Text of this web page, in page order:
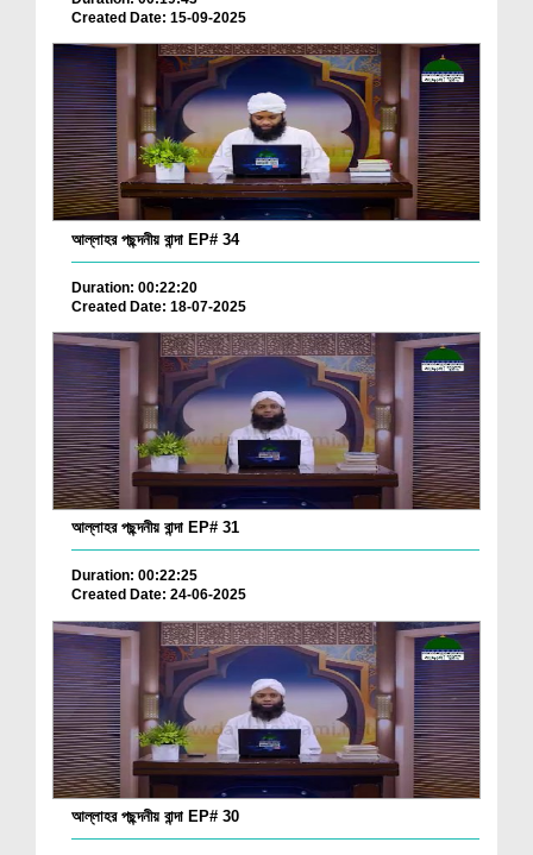
Created Date: 15-09-2025
আল্লাহর পছন্দনীয় বান্দা EP# 34
Duration: 00:22:20
Created Date: 18-07-2025
আল্লাহর পছন্দনীয় বান্দা EP# 31
Duration: 00:22:25
Created Date: 24-06-2025
আল্লাহর পছন্দনীয় বান্দা EP# 30